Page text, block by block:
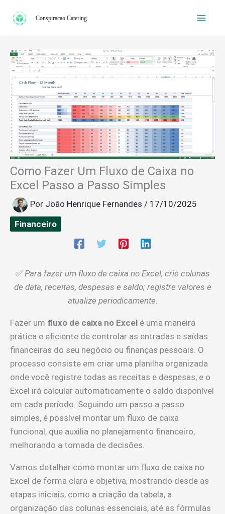
para
conteúdo
Conspiracao Catering
Como Fazer Um Fluxo de Caixa no
Excel Passo a Passo Simples
Por João Henrique Fernandes / 17/10/2025
Financeiro
✅ Para fazer um fluxo de caixa no Excel, crie colunas
de data, receitas, despesas e saldo; registre valores e
atualize periodicamente.
Fazer um fluxo de caixa no Excel é uma maneira
prática e eficiente de controlar as entradas e saídas
financeiras do seu negócio ou finanças pessoais. O
processo consiste em criar uma planilha organizada
onde você registre todas as receitas e despesas, e o
Excel irá calcular automaticamente o saldo disponível
em cada período. Seguindo um passo a passo
simples, é possível montar um fluxo de caixa
funcional, que auxilia no planejamento financeiro,
melhorando a tomada de decisões.
Vamos detalhar como montar um fluxo de caixa no
Excel de forma clara e objetiva, mostrando desde as
etapas iniciais, como a criação da tabela, a
organização das colunas essenciais, até as fórmulas